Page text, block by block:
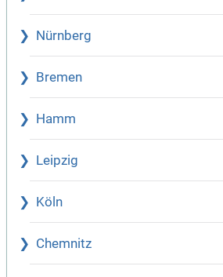
Nürnberg
Bremen
Hamm
Leipzig
Köln
Chemnitz